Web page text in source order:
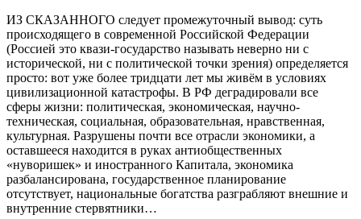
ИЗ СКАЗАННОГО следует промежуточный вывод: суть
происходящего в современной Российской Федерации
(Россией это квази-государство называть неверно ни с
исторической, ни с политической точки зрения) определяется
просто: вот уже более тридцати лет мы живём в условиях
цивилизационной катастрофы. В РФ деградировали все
сферы жизни: политическая, экономическая, научно-
техническая, социальная, образовательная, нравственная,
культурная. Разрушены почти все отрасли экономики, а
оставшееся находится в руках антиобщественных
«нуворишек» и иностранного Капитала, экономика
разбалансирована, государственное планирование
отсутствует, национальные богатства разграбляют внешние и
внутренние стервятники…